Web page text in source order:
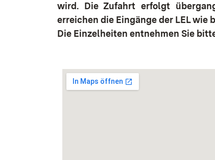
wird. Die Zufahrt erfolgt
erreichen die Eingänge der LEL wie
Die Einzelheiten entnehmen Sie